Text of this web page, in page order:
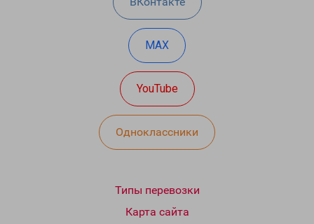
MAX
YouTube
Одноклассники
Типы перевозки
Карта сайта